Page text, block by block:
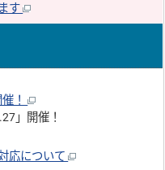
す
催！
」開催！
応について